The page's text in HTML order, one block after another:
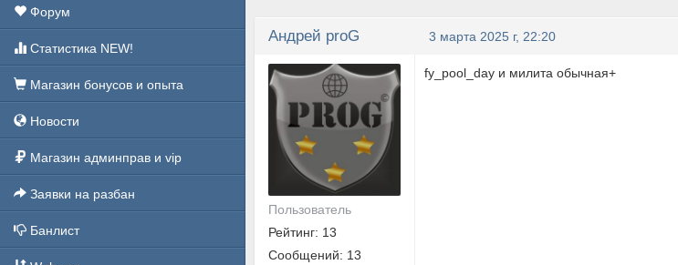
Форум
Статистика NEW!
Магазин бонусов и опыта
Новости
Магазин админправ и vip
Заявки на разбан
Банлист
Андрей proG 3 марта 2025 г, 22:20
Пользователь
Рейтинг: 13
Сообщений: 13
fy_pool_day и милита обычная+